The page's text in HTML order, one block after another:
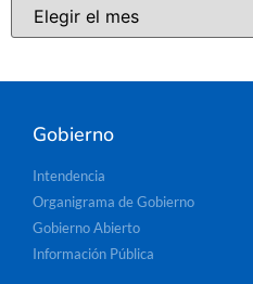
Gobierno
Intendencia
Organigrama de Gobierno
Gobierno Abierto
Información Pública